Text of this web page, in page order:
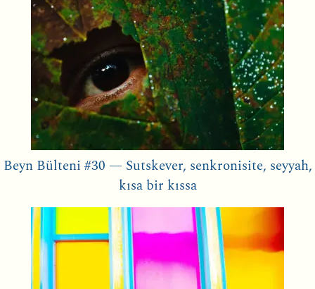
Beyn Bülteni #30 — Sutskever, senkronisite, seyyah,
kısa bir kıssa